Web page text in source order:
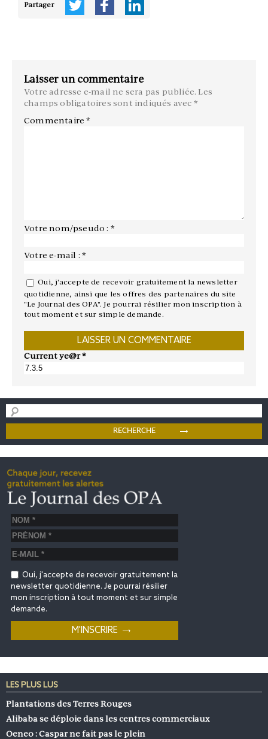
Partager
Laisser un commentaire
Votre adresse e-mail ne sera pas publiée. Les
champs obligatoires sont indiqués avec *
Commentaire*
Votre nom/pseudo : *
Votre e-mail : *
Oui, j'accepte de recevoir gratuitement la newsletter
quotidienne, ainsi que les offres des partenaires du site
"Le Journal des OPA". Je pourrai résilier mon inscription à
tout moment et sur simple demande.
Current ye@r*
Oui, j'accepte de recevoir gratuitement la
newsletter quotidienne. Je pourrai résilier
mon inscription à tout moment et sur simple
demande.
LES PLUS LUS
Plantations des Terres Rouges
Alibaba se déploie dans les centres commerciaux
Oeneo : Caspar ne fait pas le plein